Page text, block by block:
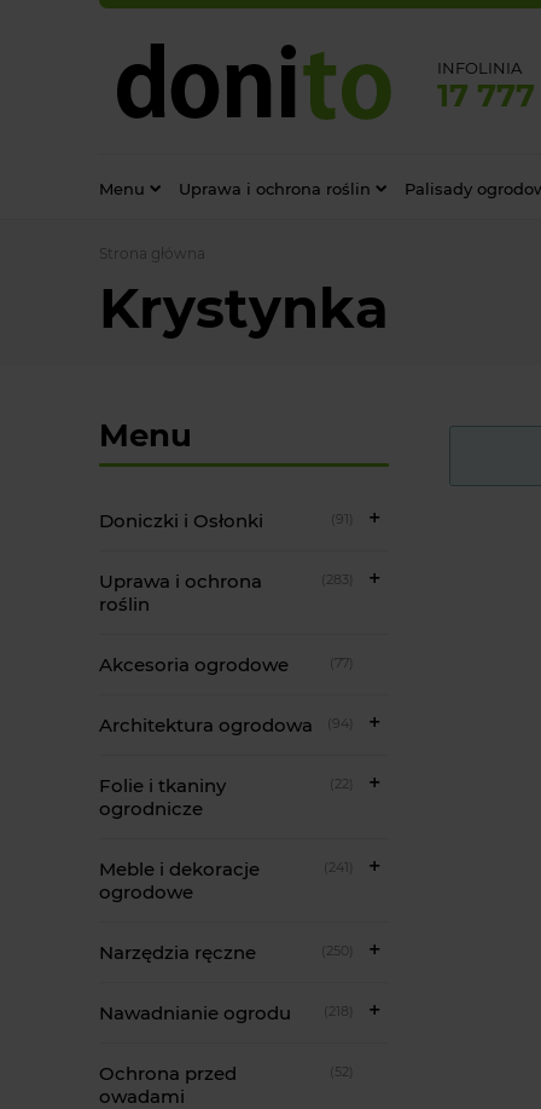
INFOLINIA
17
Menu Uprawa i ochrona roślin Palisady
Strona główna
Krystynka
Menu
Doniczki i Osłonki (91)
Uprawa i ochrona
roślin
(283)
Akcesoria ogrodowe (77)
Architektura ogrodowa (94)
Folie i tkaniny
ogrodnicze
(22)
Meble i dekoracje
ogrodowe
(241)
Narzędzia ręczne (250)
Nawadnianie ogrodu (218)
Ochrona przed
owadami
(52)